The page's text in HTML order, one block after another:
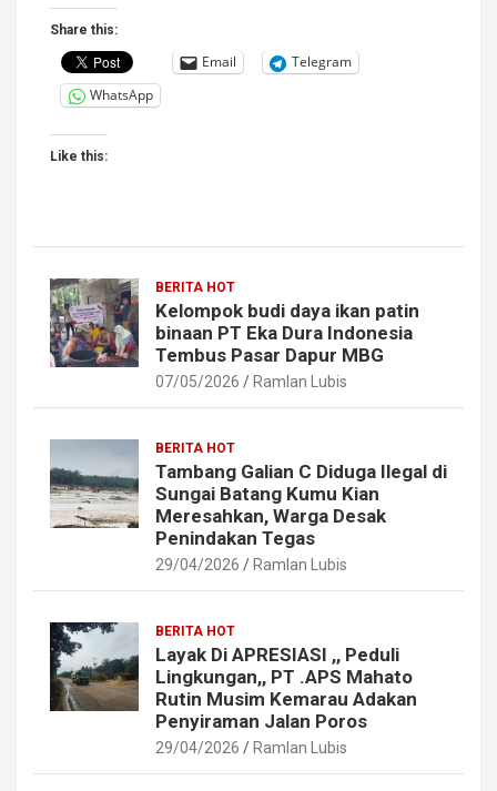
Share this:
Email
Telegram
WhatsApp
Like this:
BERITA HOT
Kelompok budi daya ikan patin
binaan PT Eka Dura Indonesia
Tembus Pasar Dapur MBG
07/05/2026 Ramlan Lubis
BERITA HOT
Tambang Galian C Diduga Ilegal di
Sungai Batang Kumu Kian
Meresahkan, Warga Desak
Penindakan Tegas
29/04/2026 Ramlan Lubis
BERITA HOT
Layak Di APRESIASI ,, Peduli
Lingkungan,, PT .APS Mahato
Rutin Musim Kemarau Adakan
Penyiraman Jalan Poros
29/04/2026 Ramlan Lubis